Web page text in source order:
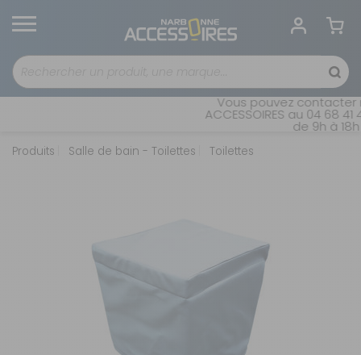
Vous pouvez contacter
ACCESSOIRES au 04 68
de 9h à
Produits Salle de bain - Toilettes Toilettes